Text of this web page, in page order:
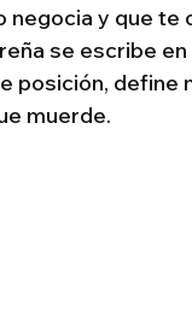
y que te
se escribe
posición,
muerde.